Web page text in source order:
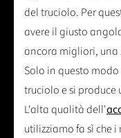
del truciolo. Per
avere il giusto
ancora migliori,
Solo in questo
truciolo e si
L'alta qualità dell'
utilizziamo fa sì che